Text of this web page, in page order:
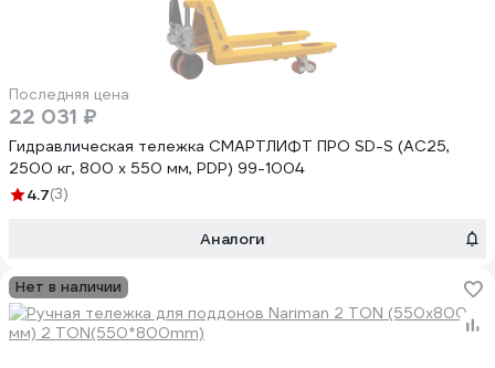
Последняя цена
22 031 ₽
Гидравлическая тележка СМАРТЛИФТ ПРО SD-S (AC25,
2500 кг, 800 x 550 мм, PDP) 99-1004
4.7(3)
Аналоги
Нет в наличии